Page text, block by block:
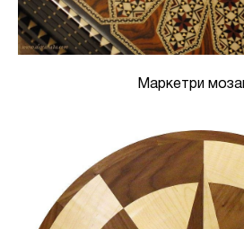
Маркетри